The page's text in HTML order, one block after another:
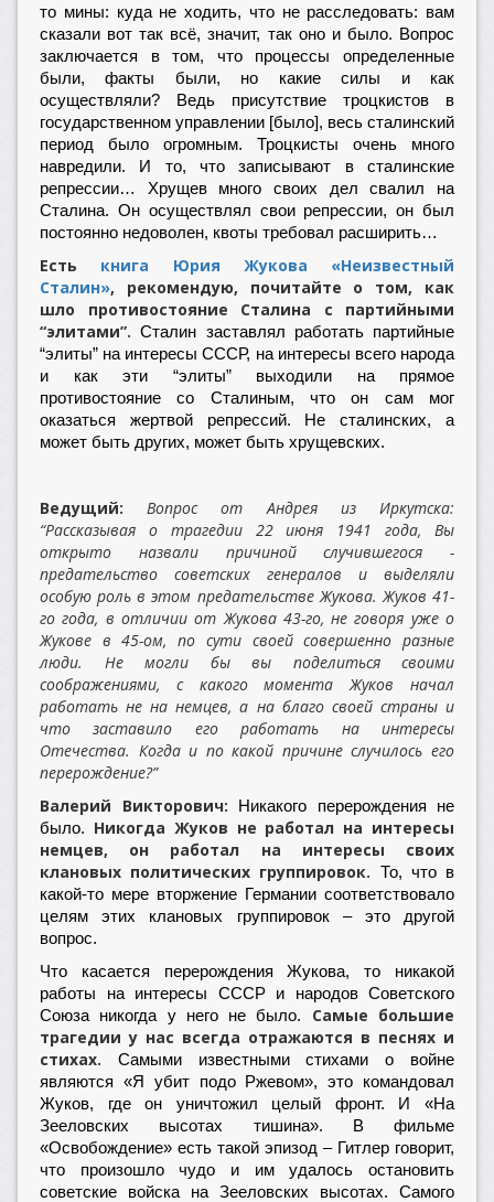
то мины: куда не ходить, что не расследовать: вам
сказали вот так всё, значит, так оно и было. Вопрос
заключается в том, что процессы определенные
были, факты были, но какие силы и как
осуществляли? Ведь присутствие троцкистов в
государственном управлении [было], весь сталинский
период было огромным. Троцкисты очень много
навредили. И то, что записывают в сталинские
репрессии… Хрущев много своих дел свалил на
Сталина. Он осуществлял свои репрессии, он был
постоянно недоволен, квоты требовал расширить…
Есть книга Юрия Жукова «Неизвестный
Сталин», рекомендую, почитайте о том, как
шло противостояние Сталина с партийными
“элитами”. Сталин заставлял работать партийные
“элиты” на интересы СССР, на интересы всего народа
и как эти “элиты” выходили на прямое
противостояние со Сталиным, что он сам мог
оказаться жертвой репрессий. Не сталинских, а
может быть других, может быть хрущевских.
Ведущий:Вопрос от Андрея из Иркутска:
“Рассказывая о трагедии 22 июня 1941 года, Вы
открыто назвали причиной случившегося -
предательство советских генералов и выделяли
особую роль в этом предательстве Жукова. Жуков 41-
го года, в отличии от Жукова 43-го, не говоря уже о
Жукове в 45-ом, по сути своей совершенно разные
люди. Не могли бы вы поделиться своими
соображениями, с какого момента Жуков начал
работать не на немцев, а на благо своей страны и
что заставило его работать на интересы
Отечества. Когда и по какой причине случилось его
перерождение?”
Валерий Викторович:
Никакого перерождения не
было. Никогда Жуков не работал на интересы
немцев, он работал на интересы своих
клановых политических группировок. То, что в
какой-то мере вторжение Германии соответствовало
целям этих клановых группировок – это другой
вопрос.
Что касается перерождения Жукова, то никакой
работы на интересы СССР и народов Советского
Союза никогда у него не было. Самые большие
трагедии у нас всегда отражаются в песнях и
стихах. Самыми известными стихами о войне
являются «Я убит подо Ржевом», это командовал
Жуков, где он уничтожил целый фронт. И «На
Зееловских высотах тишина». В фильме
«Освобождение» есть такой эпизод – Гитлер говорит,
что произошло чудо и им удалось остановить
советские войска на Зееловских высотах. Самого